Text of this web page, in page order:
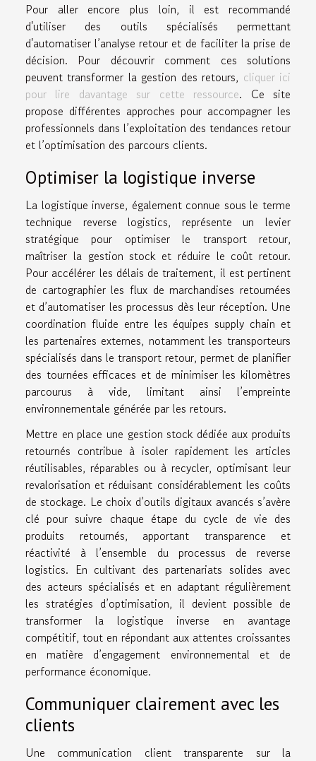
Pour aller encore plus loin, il est recommandé
d'utiliser des outils spécialisés permettant
d'automatiser l’analyse retour et de faciliter la prise de
décision. Pour découvrir comment ces solutions
peuvent transformer la gestion des retours, cliquer ici
pour lire davantage sur cette ressource. Ce site
propose différentes approches pour accompagner les
professionnels dans l’exploitation des tendances retour
et l’optimisation des parcours clients.
Optimiser la logistique inverse
La logistique inverse, également connue sous le terme
technique reverse logistics, représente un levier
stratégique pour optimiser le transport retour,
maîtriser la gestion stock et réduire le coût retour.
Pour accélérer les délais de traitement, il est pertinent
de cartographier les flux de marchandises retournées
et d’automatiser les processus dès leur réception. Une
coordination fluide entre les équipes supply chain et
les partenaires externes, notamment les transporteurs
spécialisés dans le transport retour, permet de planifier
des tournées efficaces et de minimiser les kilomètres
parcourus à vide, limitant ainsi l’empreinte
environnementale générée par les retours.
Mettre en place une gestion stock dédiée aux produits
retournés contribue à isoler rapidement les articles
réutilisables, réparables ou à recycler, optimisant leur
revalorisation et réduisant considérablement les coûts
de stockage. Le choix d’outils digitaux avancés s’avère
clé pour suivre chaque étape du cycle de vie des
produits retournés, apportant transparence et
réactivité à l’ensemble du processus de reverse
logistics. En cultivant des partenariats solides avec
des acteurs spécialisés et en adaptant régulièrement
les stratégies d’optimisation, il devient possible de
transformer la logistique inverse en avantage
compétitif, tout en répondant aux attentes croissantes
en matière d’engagement environnemental et de
performance économique.
Communiquer clairement avec les
clients
Une communication client transparente sur la